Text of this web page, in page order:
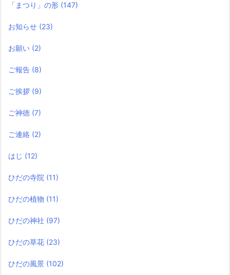
「まつり」の形 (147)
お知らせ (23)
お願い (2)
ご報告 (8)
ご挨拶 (9)
ご神徳 (7)
ご連絡 (2)
はじ (12)
ひだの寺院 (11)
ひだの植物 (11)
ひだの神社 (97)
ひだの草花 (23)
ひだの風景 (102)